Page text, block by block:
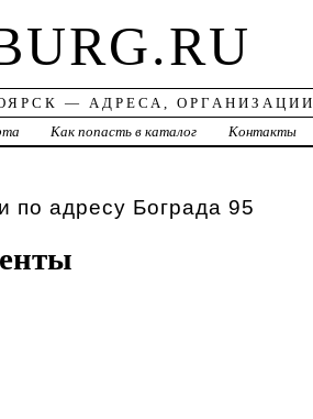
— АДРЕСА, ОРГАНИЗАЦИИ
Как попасть в каталог Контакты
по адресу Бограда 95